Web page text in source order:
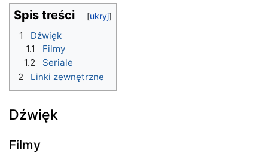
Spis treści
1
Dźwięk
1.1
Filmy
1.2
Seriale
2
Linki zewnętrzne
Dźwięk
Filmy